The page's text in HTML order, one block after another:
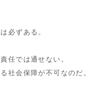
必ずある。
任では通せない。
社会保障が不可なのだ。